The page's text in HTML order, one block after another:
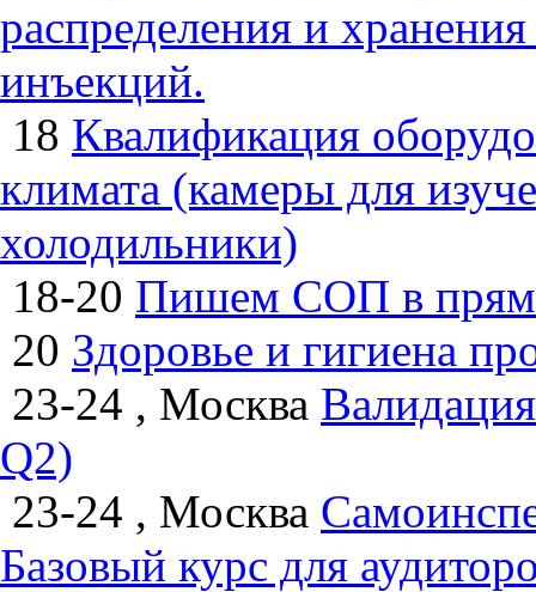
распределения и
инъекций.
18 Квалификация
климата (камеры для
холодильники)
18-20 Пишем СОП в
20 Здоровье и гигиена
23-24 , Москва
Q2)
23-24 , Москва
Базовый курс для